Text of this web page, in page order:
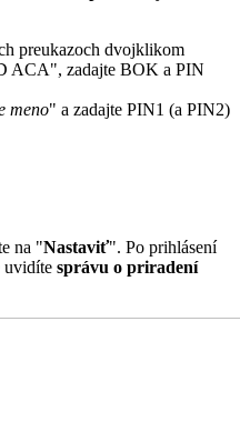
preukazoch dvojklikom
ACA", zadajte BOK a PIN
meno" a zadajte PIN1 (a PIN2)
na "Nastaviť". Po prihlásení
uvidíte správu o priradení